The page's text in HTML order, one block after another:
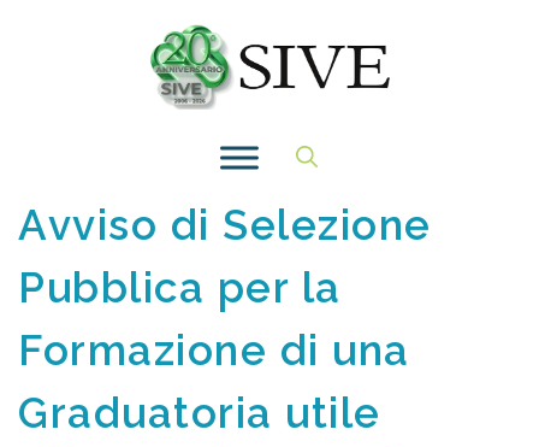
Avviso di Selezione
Pubblica per la
Formazione di una
Graduatoria utile